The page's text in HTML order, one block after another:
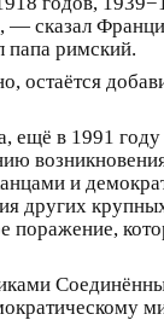
сказал
папа римский.
остаётся
ещё в 1991
и
других